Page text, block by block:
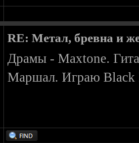
RE: Метал, бревна и
Драмы - Maxtone.
Маршал. Играю Black